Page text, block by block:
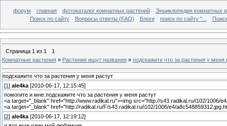
форум главная фотокаталог комнатных растений
Энциклопедия комнатных
Поиск по сайту
Вопросы ответы (FAQ) Блоги поиск по сайту "...
Страница 1 из 1
1
Комнатные растения » Растения ищут названия » подскажите что за растения у меня
подскажите что за растения у меня растут
[1] ale4ka [2010-06-17, 12:15:45]
помогите и мне.подскажите что за растения у меня растут
<a target="_blank" href="http://www.radikal.ru"><img src="http://s43.radikal.ru/i102/1006/
<a target="_blank" href="http://radikal.ru/F/s43.radikal.ru/i102/1006/e4/
[2] ale4ka [2010-06-17, 12:19:12]